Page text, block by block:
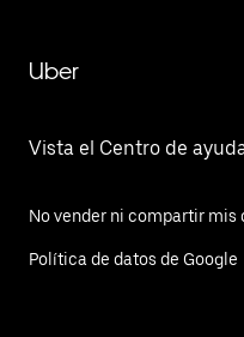
Uber
Vista el Centro de
No vender ni compartir mis
Política de datos de Google